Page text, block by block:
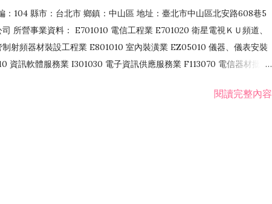
：104 縣市：台北市 鄉鎮：中山區 地址：臺北市中山區北安路608巷5
所營事業資料： E701010 電信工程業 E701020 衛星電視ＫＵ頻道、
射頻器材裝設工程業 E801010 室內裝潢業 EZ05010 儀器、儀表安裝
資訊軟體服務業 I301030 電子資訊供應服務業 F113070 電信器材批發
零售業 F401171 酒類輸入業
閱讀完整內容